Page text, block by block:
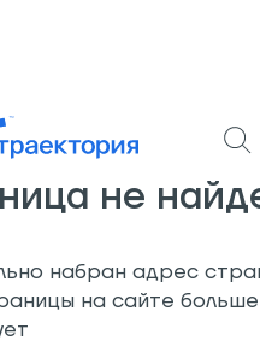
не
набран адрес
на сайте